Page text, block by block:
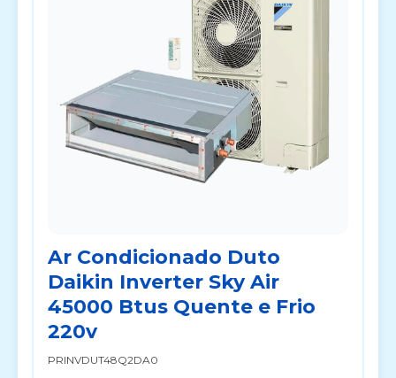
Ar Condicionado Duto
Daikin Inverter Sky Air
45000 Btus Quente e Frio
220v
PRINVDUT48Q2DA0